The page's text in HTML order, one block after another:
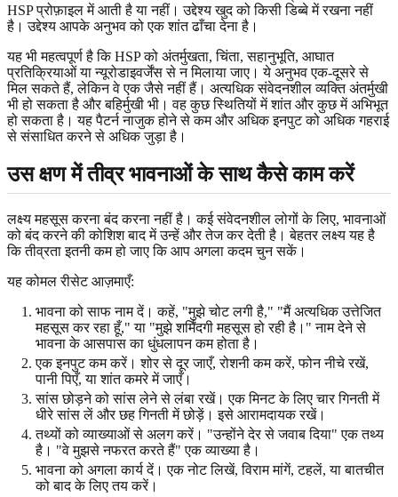
HSP प्रोफ़ाइल में आती है या नहीं। उद्देश्य खुद को किसी डिब्बे में रखना नहीं
है। उद्देश्य आपके अनुभव को एक शांत ढाँचा देना है।
यह भी महत्वपूर्ण है कि HSP को अंतर्मुखता, चिंता, सहानुभूति, आघात
प्रतिक्रियाओं या न्यूरोडाइवर्जेंस से न मिलाया जाए। ये अनुभव एक-दूसरे से
मिल सकते हैं, लेकिन वे एक जैसे नहीं हैं। अत्यधिक संवेदनशील व्यक्ति अंतर्मुखी
भी हो सकता है और बहिर्मुखी भी। वह कुछ स्थितियों में शांत और कुछ में अभिभूत
हो सकता है। यह पैटर्न नाजुक होने से कम और अधिक इनपुट को अधिक गहराई
से संसाधित करने से अधिक जुड़ा है।
उस क्षण में तीव्र भावनाओं के साथ कैसे काम करें
लक्ष्य महसूस करना बंद करना नहीं है। कई संवेदनशील लोगों के लिए, भावनाओं
को बंद करने की कोशिश बाद में उन्हें और तेज कर देती है। बेहतर लक्ष्य यह है
कि तीव्रता इतनी कम हो जाए कि आप अगला कदम चुन सकें।
यह कोमल रीसेट आज़माएँ:
भावना को साफ नाम दें। कहें, "मुझे चोट लगी है," "मैं अत्यधिक उत्तेजित
महसूस कर रहा हूँ," या "मुझे शर्मिंदगी महसूस हो रही है।" नाम देने से
भावना के आसपास का धुंधलापन कम होता है।
एक इनपुट कम करें। शोर से दूर जाएँ, रोशनी कम करें, फोन नीचे रखें,
पानी पिएँ, या शांत कमरे में जाएँ।
सांस छोड़ने को सांस लेने से लंबा रखें। एक मिनट के लिए चार गिनती में
धीरे सांस लें और छह गिनती में छोड़ें। इसे आरामदायक रखें।
तथ्यों को व्याख्याओं से अलग करें। "उन्होंने देर से जवाब दिया" एक तथ्य
है। "वे मुझसे नफरत करते हैं" एक व्याख्या है।
भावना को अगला कार्य दें। एक नोट लिखें, विराम मांगें, टहलें, या बातचीत
को बाद के लिए तय करें।